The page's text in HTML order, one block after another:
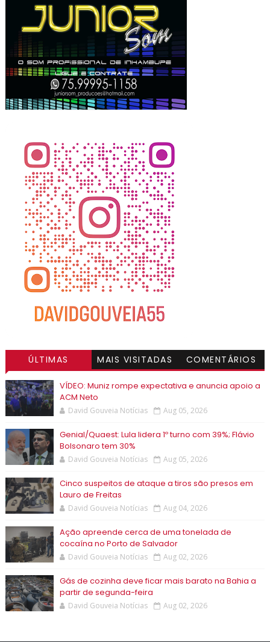
ÚLTIMAS MAIS VISITADAS COMENTÁRIOS
VÍDEO: Muniz rompe expectativa e anuncia apoio a
ACM Neto
David Gouveia Notícias Aug 05, 2026
Genial/Quaest: Lula lidera 1º turno com 39%; Flávio
Bolsonaro tem 30%
David Gouveia Notícias Aug 05, 2026
Cinco suspeitos de ataque a tiros são presos em
Lauro de Freitas
David Gouveia Notícias Aug 04, 2026
Ação apreende cerca de uma tonelada de
cocaína no Porto de Salvador
David Gouveia Notícias Aug 02, 2026
Gás de cozinha deve ficar mais barato na Bahia a
partir de segunda-feira
David Gouveia Notícias Aug 02, 2026